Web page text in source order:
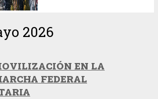
2026
EN LA
FEDERAL